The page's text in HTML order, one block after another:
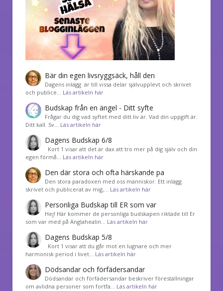
Bär din egen livsryggsäck, håll den
Dagens inlägg är till vissa delar självupplevt och skrivet
och publice… Läs artikeln här
Budskap från en ängel - Ditt syfte
Frågar du dig vad syftet med ditt liv är. Vad din uppgift är.
Ditt kall. Sv… Läs artikeln här
Dagens Budskap 6/8
Kort 1 visar att det är dax att tro mer på dig själv och din
egen förmå… Läs artikeln här
Den där stora och ofta härskande pa
Den stora paradoxen med oss människor. Ett inlägg
skrivet och publicerat av mig,… Läs artikeln här
Personliga Budskap till ER som var
Hej! Här kommer de personliga budskapen riktade till Er
som var med på Änglahealin… Läs artikeln här
Dagens Budskap 5/8
Kort 1 visar att du går mot en lugnare och mer
harmonisk period i livet… Läs artikeln här
Dödsandar och förfädersandar
Dödsandar och förfädersandar beskriver föreställningar
om avlidna personer som fortfa… Läs artikeln här